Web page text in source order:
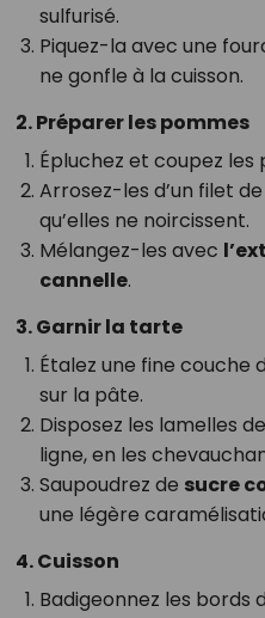
sulfurisé.
Piquez-la avec une
ne gonfle à la cuisson.
2. Préparer les pommes
Épluchez et coupez les
Arrosez-les d’un filet de
qu’elles ne noircissent.
Mélangez-les avec
cannelle.
3. Garnir la tarte
Étalez une fine couche
sur la pâte.
Disposez les lamelles
ligne, en les
Saupoudrez de sucre
une légère
4. Cuisson
Badigeonnez les bords